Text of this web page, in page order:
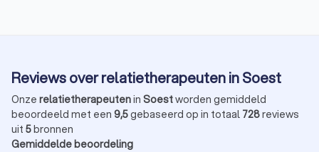
Reviews over relatietherapeuten in Soest
Onze relatietherapeutenin Soestworden gemiddeld
beoordeeld met een 9,5gebaseerd op in totaal 728reviews
uit 5bronnen
Gemiddelde beoordeling